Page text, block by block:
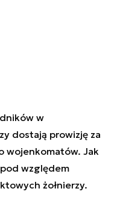
w
dostają prowizję za
wojenkomatów. Jak
względem
żołnierzy.